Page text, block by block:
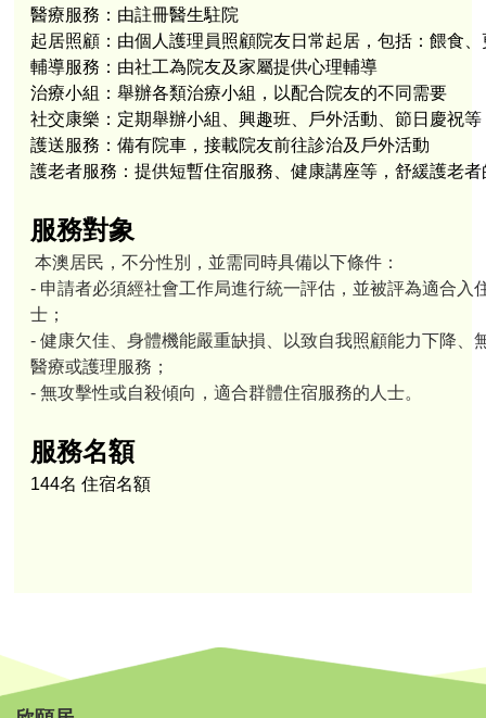
醫療服務 ： 由註冊醫生駐院
起居照顧 ：由個人護理員照顧院友日常起居，包括：餵食
輔導服務 ：由社工為院友及家屬提供心理輔導
治療小組 ：舉辦各類治療小組，以配合院友的不同需要
社交康樂 ：定期舉辦小組、興趣班、戶外活動、節日慶祝等
護送服務 ：備有院車，接載院友前往診治及戶外活動
護老者服務 ：提供短暫住宿服務、健康講座等，舒緩護老
服務對象
本澳居民，不分性別，並需同時具備以下條件：
- 申請者必須經社會工作局進行統一評估，並被評為適合入
士；​
- 健康欠佳、身體機能嚴重缺損、以致自我照顧能力下降、
醫療或護理服務；
- 無攻擊性或自殺傾向，適合群體住宿服務的人士。
服務名額
144名 住宿名額